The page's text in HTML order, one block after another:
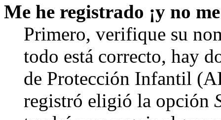
Me he registrado ¡y no
Primero, verifique su
todo está correcto, hay
de Protección Infantil
registró eligió la opción